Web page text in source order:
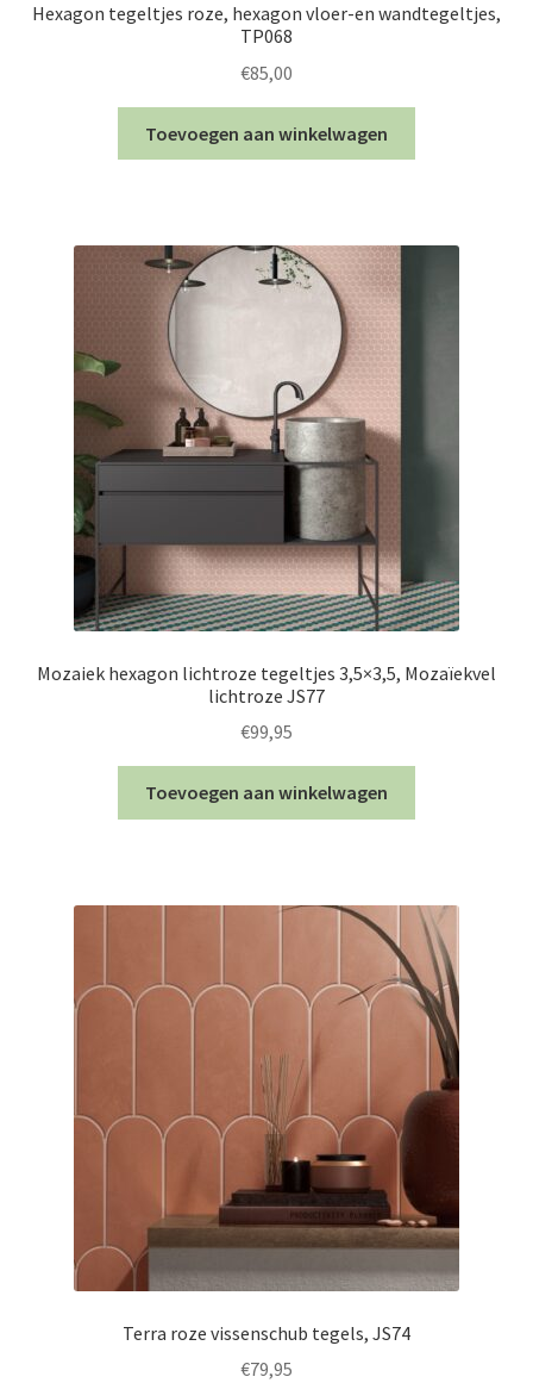
Hexagon tegeltjes roze, hexagon vloer-en wandtegeltjes,
TP068
€85,00
Toevoegen aan winkelwagen
Mozaiek hexagon lichtroze tegeltjes 3,5×3,5, Mozaïekvel
lichtroze JS77
€99,95
Toevoegen aan winkelwagen
Terra roze vissenschub tegels, JS74
€79,95